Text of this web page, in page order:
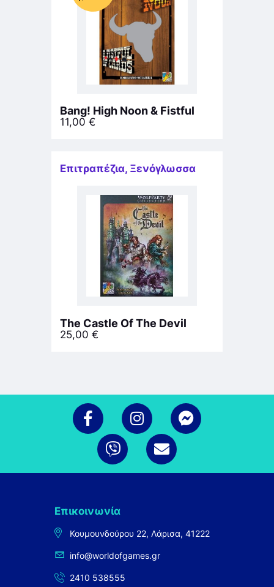
Bang! High Noon & Fistful
11,00 €
Επιτραπέζια, Ξενόγλωσσα
The Castle Of The Devil
25,00 €
Επικοινωνία
Κουμουνδούρου 22, Λάρισα, 41222
info@worldofgames.gr
2410 538555